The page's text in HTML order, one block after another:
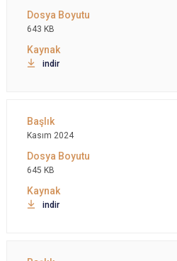
643 KB
indir
Kasım 2024
645 KB
indir